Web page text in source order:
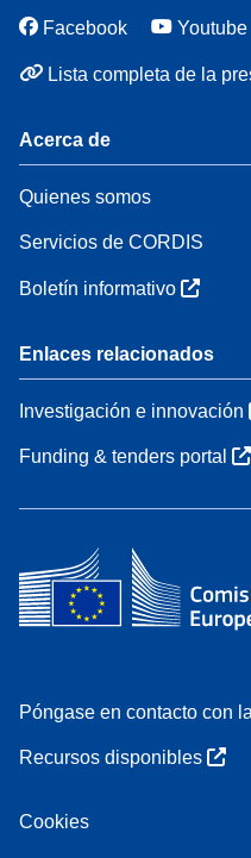
Facebook Youtube
Lista completa de la
Acerca de
Quienes somos
Servicios de CORDIS
Boletín informativo
Enlaces relacionados
Investigación e innovación
Funding & tenders portal
Póngase en contacto con
Recursos disponibles
Cookies